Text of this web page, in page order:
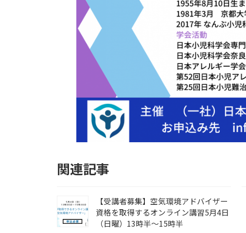
関連記事
【受講者募集】空気環境アドバイザー
資格を取得するオンライン講習5月4日
（日曜）13時半～15時半